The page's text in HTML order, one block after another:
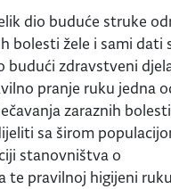
dio buduće struke
bolesti žele i sami dati
budući zdravstveni
pranje ruku jedna
zaraznih
sa širom
stanovništva o
te pravilnoj higijeni